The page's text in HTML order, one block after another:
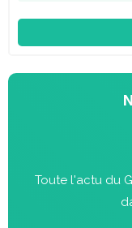
Toute l'actu du